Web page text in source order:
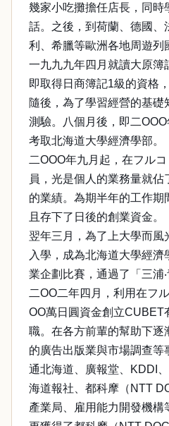
幾家小吃攤擔任店長，同時
話。之後，到荷蘭、德國、
利、希臘等歐洲各地周遊列
一九九九年四月就讀大原簿
即取得日商簿記1級的資格
隨後，為了學習經營的基礎
測驗。八個月後，即二
考取北海道大學經濟學部。
二OOO年九月起，在フル
員，光是個人的業務量就
的業績。為期半年的工作期
且存下了日後的創業資金。
翌年三月，為了上大學而風
入學，成為北海道大學經
業企劃比賽，通過了「三浦‧
二OO二年四月，利用在フ
OO萬日圓資金創立CUBET
職。在各方前輩的幫助下逐
的廣告出版業與市場調查等
通北海道、廣報堂、KDDI
海道報社、都科摩（NTT
產業局、雇用能力開發機構